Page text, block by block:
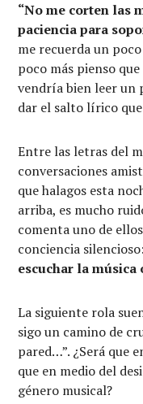
“No me corten las
paciencia para
me recuerda un
poco más pienso
vendría bien leer un
dar el salto lírico
Entre las letras del
conversaciones
que halagos esta
arriba, es mucho
comenta uno de
conciencia silencioso:
escuchar la música
La siguiente rola
sigo un camino de
pared…”. ¿Será que
que en medio del
género musical?